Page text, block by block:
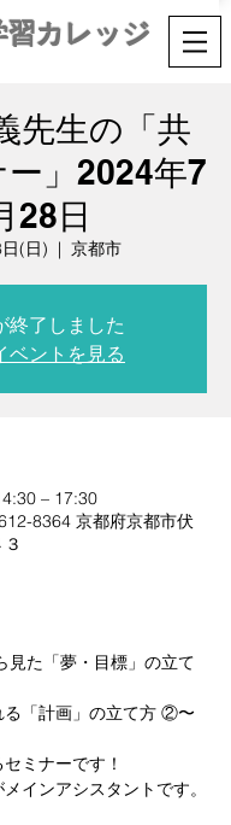
習カレッジ
先生の「共
」2024年7
28日
(日)
  |
京都市
終了しました
ベントを見る
– 17:30
8364 京都府京都市伏
見た「夢・目標」の立て
る「計画」の立て方 ②〜
ミナーです！
インアシスタントです。